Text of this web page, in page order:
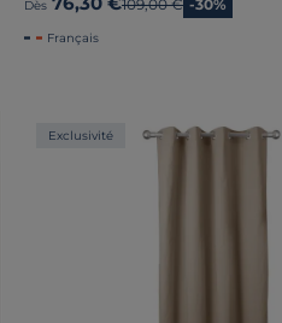
Dès Ancien prix
109,00 € -30%
Français
Exclusivité